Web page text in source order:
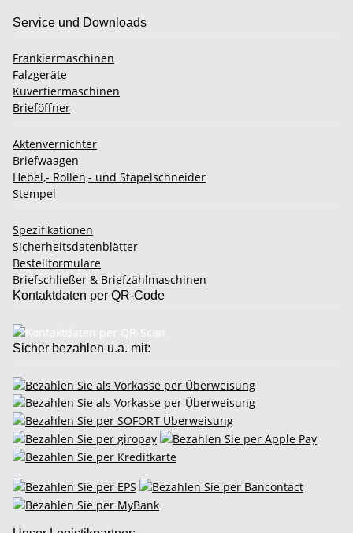
Service und Downloads
Frankiermaschinen
Falzgeräte
Kuvertiermaschinen
Brieföffner
Aktenvernichter
Briefwaagen
Hebel,- Rollen,- und Stapelschneider
Stempel
Spezifikationen
Sicherheitsdatenblätter
Bestellformulare
Briefschließer & Briefzählmaschinen
Kontaktdaten per QR-Code
Sicher bezahlen u.a. mit: